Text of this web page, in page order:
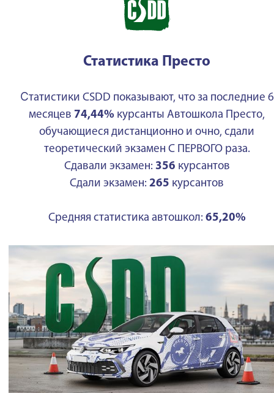
Статистика Престо
Статистики CSDD показывают, что за последние 6
месяцев 74,44% курсанты Автошкола Престо,
обучающиеся дистанционно и очно, сдали
теоретический экзамен С ПЕРВОГО раза.
Сдавали экзамен: 356 курсантов
Сдали экзамен: 265 курсантов
Средняя статистика автошкол: 65,20%